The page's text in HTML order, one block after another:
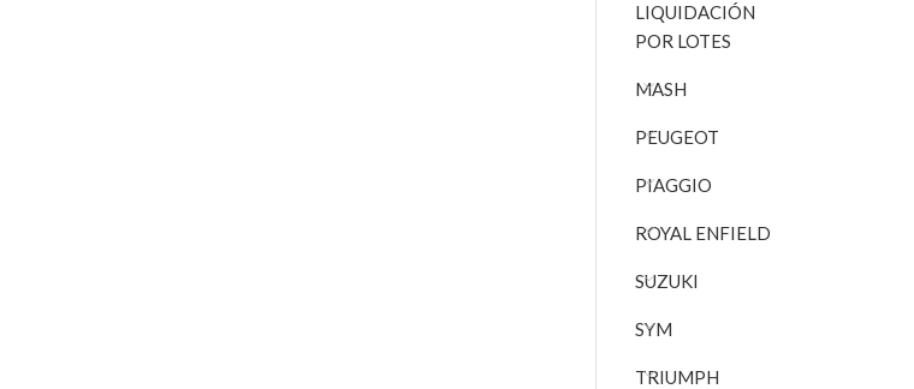
LIQUIDACIÓN
POR LOTES
MASH
PEUGEOT
PIAGGIO
ROYAL ENFIELD
SUZUKI
SYM
TRIUMPH